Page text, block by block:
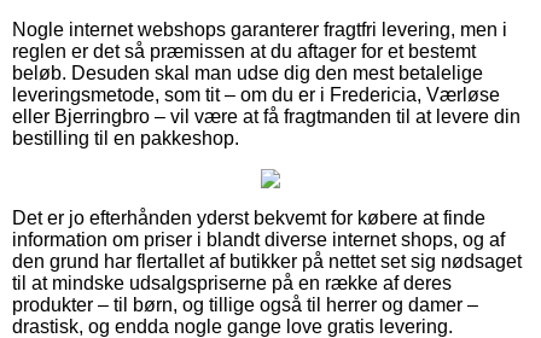
Nogle internet webshops garanterer fragtfri levering, men i
reglen er det så præmissen at du aftager for et bestemt
beløb. Desuden skal man udse dig den mest betalelige
leveringsmetode, som tit – om du er i Fredericia, Værløse
eller Bjerringbro – vil være at få fragtmanden til at levere din
bestilling til en pakkeshop.
Det er jo efterhånden yderst bekvemt for købere at finde
information om priser i blandt diverse internet shops, og af
den grund har flertallet af butikker på nettet set sig nødsaget
til at mindske udsalgspriserne på en række af deres
produkter – til børn, og tillige også til herrer og damer –
drastisk, og endda nogle gange love gratis levering.